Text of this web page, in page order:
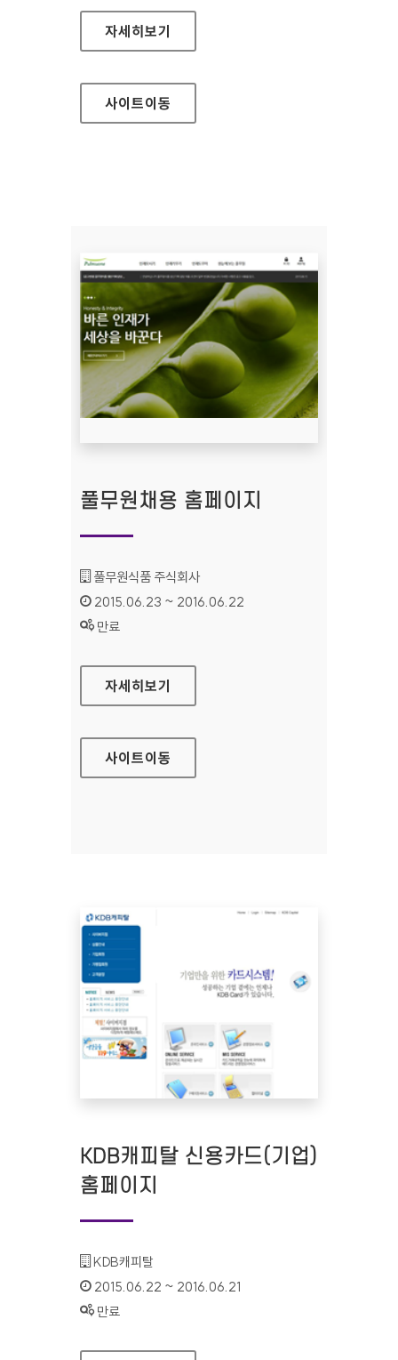
한국전력공사 홈페이지
자세히보기
사이트이동
풀무원채용 홈페이지
기관명 :
풀무원식품 주식회사
인증기간 :
2015.06.23 ~ 2016.06.22
상태 :
만료
풀무원채용 홈페이지
자세히보기
사이트이동
KDB캐피탈 신용카드(기업)
홈페이지
기관명 :
KDB캐피탈
인증기간 :
2015.06.22 ~ 2016.06.21
상태 :
만료